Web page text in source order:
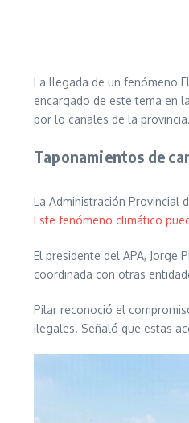
La llegada de un fenómeno
encargado de este tema en
por lo canales de la provincia.
Taponamientos de
La Administración Provincial
Este fenómeno climático
El presidente del APA, Jorge
coordinada con otras
Pilar reconoció el
ilegales. Señaló que estas